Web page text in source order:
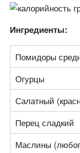
Ингредиенты:
Помидоры
Огурцы
Салатный
Перец сладкий
Маслины